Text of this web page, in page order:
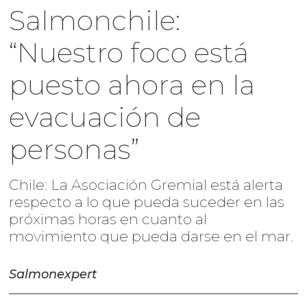
Salmonchile:
“Nuestro foco está
puesto ahora en la
evacuación de
personas”
Chile: La Asociación Gremial está alerta
respecto a lo que pueda suceder en las
próximas horas en cuanto al
movimiento que pueda darse en el mar.
Salmonexpert